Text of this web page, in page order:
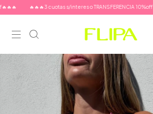
🔥🔥🔥3 cuotas s/interes o TRANSFERENCIA 10%off🔥🔥🔥